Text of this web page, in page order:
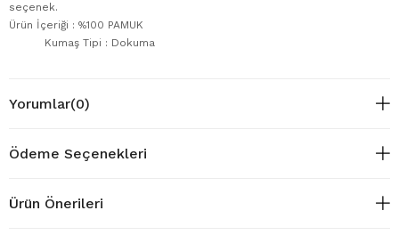
seçenek.
Ürün İçeriği : %100 PAMUK
Kumaş Tipi : Dokuma
Yorumlar(0)
Ödeme Seçenekleri
Ürün Önerileri